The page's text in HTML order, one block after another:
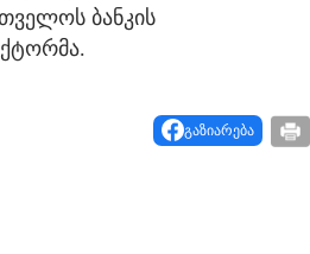
ბანკის
გაზიარება